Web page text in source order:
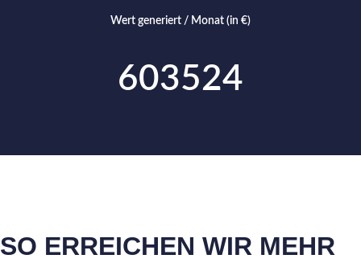
Wert generiert / Monat (in €)
603524
SO ERREICHEN WIR MEHR